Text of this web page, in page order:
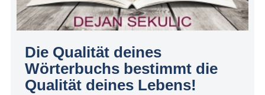
Die Qualität deines
Wörterbuchs bestimmt die
Qualität deines Lebens!